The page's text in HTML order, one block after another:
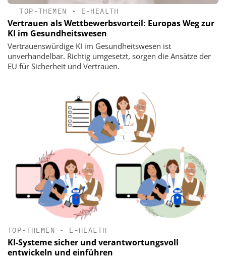
TOP-THEMEN • E-HEALTH
Vertrauen als Wettbewerbsvorteil: Europas Weg zur
KI im Gesundheitswesen
Vertrauenswürdige KI im Gesundheitswesen ist
unverhandelbar. Richtig umgesetzt, sorgen die Ansätze der
EU für Sicherheit und Vertrauen.
TOP-THEMEN • E-HEALTH
KI-Systeme sicher und verantwortungsvoll
entwickeln und einführen